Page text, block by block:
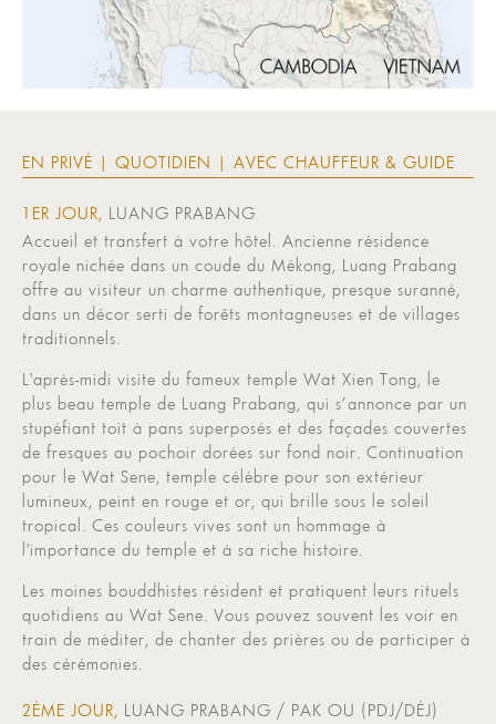
EN PRIVÉ | QUOTIDIEN | AVEC CHAUFFEUR & GUIDE
1ER JOUR, LUANG PRABANG
Accueil et transfert à votre hôtel. Ancienne résidence
royale nichée dans un coude du Mékong, Luang Prabang
offre au visiteur un charme authentique, presque suranné,
dans un décor serti de forêts montagneuses et de villages
traditionnels.
L'après-midi visite du fameux temple Wat Xien Tong, le
plus beau temple de Luang Prabang, qui s’annonce par un
stupéfiant toit à pans superposés et des façades couvertes
de fresques au pochoir dorées sur fond noir. Continuation
pour le Wat Sene, temple célèbre pour son extérieur
lumineux, peint en rouge et or, qui brille sous le soleil
tropical. Ces couleurs vives sont un hommage à
l'importance du temple et à sa riche histoire.
Les moines bouddhistes résident et pratiquent leurs rituels
quotidiens au Wat Sene. Vous pouvez souvent les voir en
train de méditer, de chanter des prières ou de participer à
des cérémonies.
2ÈME JOUR, LUANG PRABANG / PAK OU (PDJ/DÉJ)